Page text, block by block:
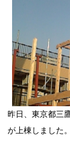
昨日、東京都三
が上棟しました。